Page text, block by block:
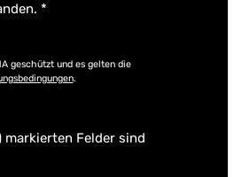
*
geschützt und es gelten die
.
markierten Felder sind